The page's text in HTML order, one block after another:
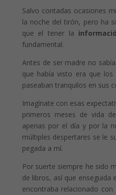
Salvo contadas ocasiones
la noche del tirón, pero ha
que el tener la
fundamental.
Antes de ser madre no
que había visto era que
paseaban tranquilos en sus
Imagínate con esas
primeros meses de vida
apenas por el día y por la
múltiples despertares se le
pegada a mí.
Por suerte siempre he sido
de libros, así que enseguida
encontraba relacionado